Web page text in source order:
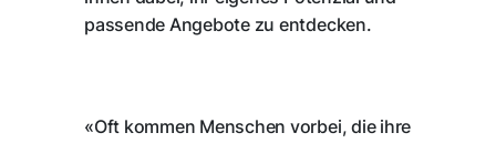
passende Angebote zu entdecken.
«Oft kommen Menschen vorbei, die ihre